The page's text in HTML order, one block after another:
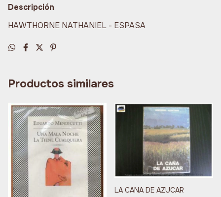
Descripción
HAWTHORNE NATHANIEL - ESPASA
Productos similares
LA CANA DE AZUCAR